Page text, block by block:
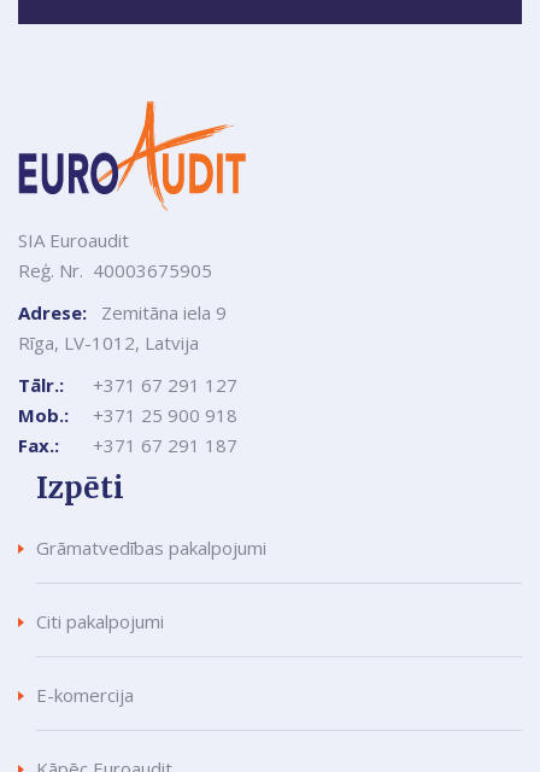
SIA Euroaudit
Reģ. Nr. 40003675905
Adrese: Zemitāna iela 9
Rīga, LV-1012, Latvija
Tālr.: +371 67 291 127
Mob.: +371 25 900 918
Fax.: +371 67 291 187
Izpēti
Grāmatvedības pakalpojumi
Citi pakalpojumi
E-komercija